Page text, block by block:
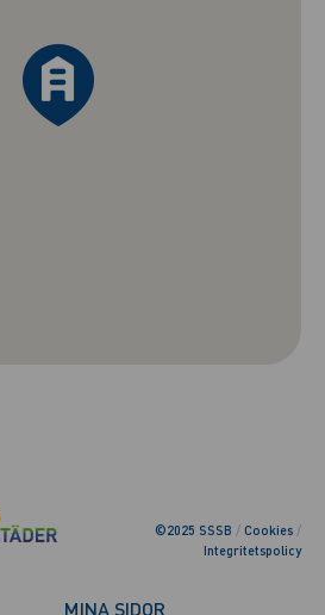
©2025 SSSB / Cookies /
Integritetspolicy
MINA SIDOR